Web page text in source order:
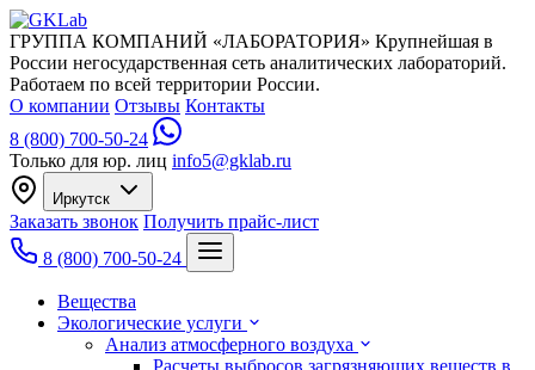
ГРУППА КОМПАНИЙ «ЛАБОРАТОРИЯ» Крупнейшая в
России негосударственная сеть аналитических лабораторий.
Работаем по всей территории России.
О компании Отзывы Контакты
8 (800) 700-50-24
Только для юр. лиц info5@gklab.ru
Иркутск
Заказать звонок Получить прайс-лист
8 (800) 700-50-24
Вещества
Экологические услуги
Анализ атмосферного воздуха
Расчеты выбросов загрязняющих веществ в